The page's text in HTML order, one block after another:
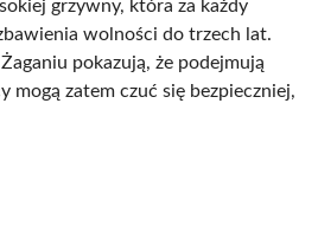
grzywny, która za każdy
wolności do trzech lat.
pokazują, że podejmują
mogą zatem czuć się bezpieczniej,